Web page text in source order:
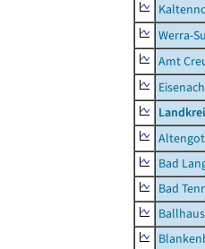
Werra-
Amt
Bad
Bad